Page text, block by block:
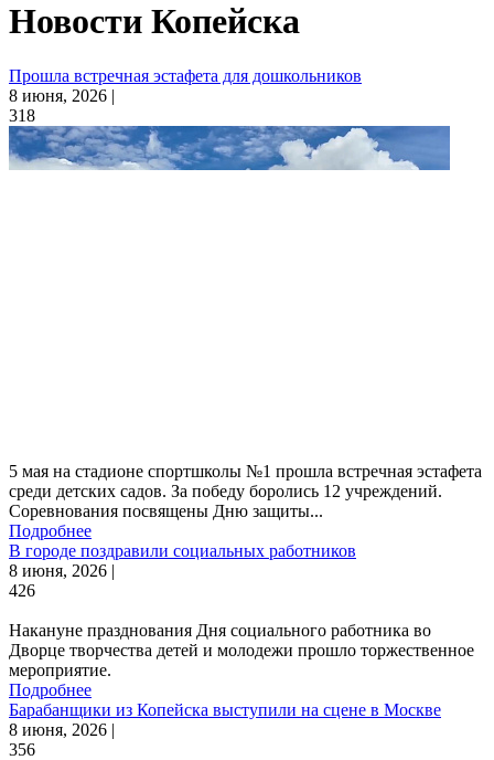
Новости Копейска
Прошла встречная эстафета для дошкольников
8 июня, 2026 |
318
5 мая на стадионе спортшколы №1 прошла встречная эстафета
среди детских садов. За победу боролись 12 учреждений.
Соревнования посвящены Дню защиты...
Подробнее
В городе поздравили социальных работников
8 июня, 2026 |
426
Накануне празднования Дня социального работника во
Дворце творчества детей и молодежи прошло торжественное
мероприятие.
Подробнее
Барабанщики из Копейска выступили на сцене в Москве
8 июня, 2026 |
356